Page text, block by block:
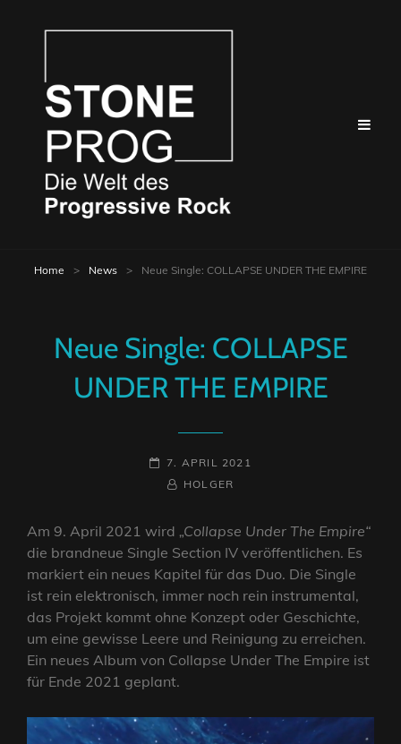
Home > News > Neue Single: COLLAPSE UNDER THE EMPIRE
Neue Single: COLLAPSE
UNDER THE EMPIRE
POSTED-
7. APRIL 2021
BY
BYLINEHOLGER
Am 9. April 2021 wird „Collapse Under The Empire“
die brandneue Single Section IV veröffentlichen. Es
markiert ein neues Kapitel für das Duo. Die Single
ist rein elektronisch, immer noch rein instrumental,
das Projekt kommt ohne Konzept oder Geschichte,
um eine gewisse Leere und Reinigung zu erreichen.
Ein neues Album von Collapse Under The Empire ist
für Ende 2021 geplant.